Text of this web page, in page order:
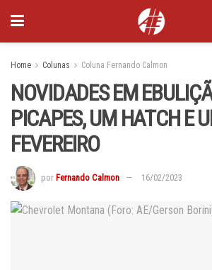
Home Colunas Coluna Fernando Calmon
NOVIDADES EM
PICAPES, UM HATCH E
FEVEREIRO
por Fernando Calmon 16/02/2023